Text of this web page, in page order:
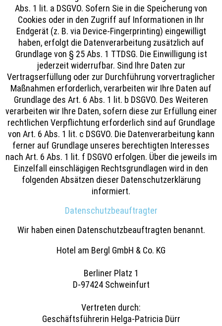
Abs. 1 lit. a DSGVO. Sofern Sie in die Speicherung von
Cookies oder in den Zugriff auf Informationen in Ihr
Endgerät (z. B. via Device-Fingerprinting) eingewilligt
haben, erfolgt die Datenverarbeitung zusätzlich auf
Grundlage von § 25 Abs. 1 TTDSG. Die Einwilligung ist
jederzeit widerrufbar. Sind Ihre Daten zur
Vertragserfüllung oder zur Durchführung vorvertraglicher
Maßnahmen erforderlich, verarbeiten wir Ihre Daten auf
Grundlage des Art. 6 Abs. 1 lit. b DSGVO. Des Weiteren
verarbeiten wir Ihre Daten, sofern diese zur Erfüllung einer
rechtlichen Verpflichtung erforderlich sind auf Grundlage
von Art. 6 Abs. 1 lit. c DSGVO. Die Datenverarbeitung kann
ferner auf Grundlage unseres berechtigten Interesses
nach Art. 6 Abs. 1 lit. f DSGVO erfolgen. Über die jeweils im
Einzelfall einschlägigen Rechtsgrundlagen wird in den
folgenden Absätzen dieser Datenschutzerklärung
informiert.
Datenschutz­beauftragter
Wir haben einen Datenschutzbeauftragten benannt.
Hotel am Bergl GmbH & Co. KG
Berliner Platz 1
D-97424 Schweinfurt
Vertreten durch:
Geschäftsführerin Helga-Patricia Dürr